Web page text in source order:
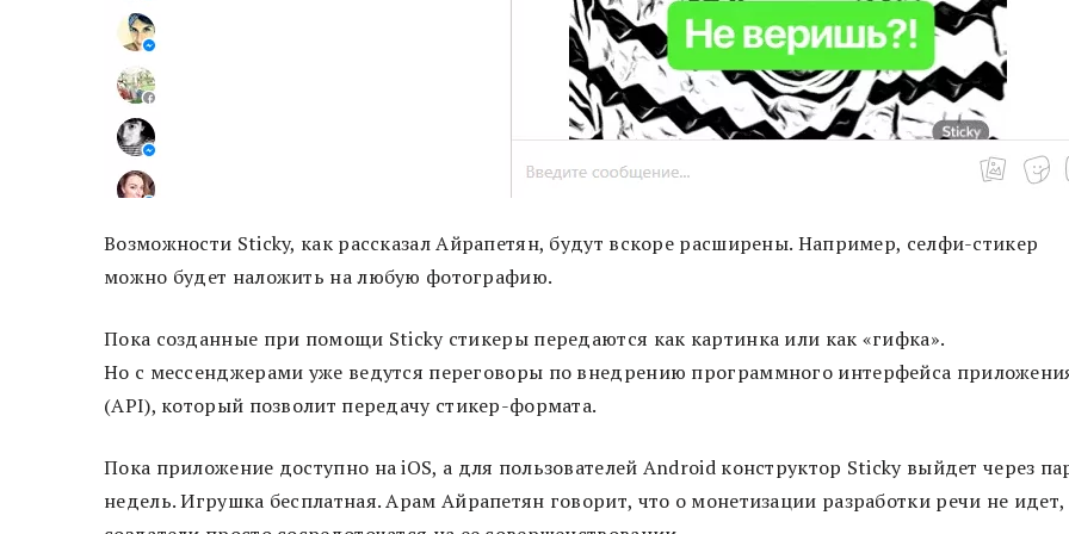
Возможности Sticky, как рассказал Айрапетян, будут вскоре расширены. Например, селфи-стикер
можно будет наложить на любую фотографию.
Пока созданные при помощи Sticky стикеры передаются как картинка или как «гифка».
Но с мессенджерами уже ведутся переговоры по внедрению программного интерфейса
(API), который позволит передачу стикер-формата.
Пока приложение доступно на iOS, а для пользователей Android конструктор Sticky выйдет через
недель. Игрушка бесплатная. Арам Айрапетян говорит, что о монетизации разработки речи не идет,